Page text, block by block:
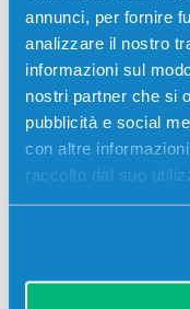
annunci, per fornire
analizzare il nostro
informazioni sul
nostri partner che si
pubblicità e social
con altre
raccolto dal suo
Descrizione
Toner Olivetti
Stampanti: Olivetti